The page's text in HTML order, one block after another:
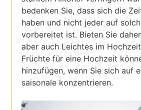
bedenken Sie, dass sich die
haben und nicht jeder auf
vorbereitet ist. Bieten Sie
aber auch Leichtes im
Früchte für eine Hochzeit
hinzufügen, wenn Sie sich auf
saisonale konzentrieren.